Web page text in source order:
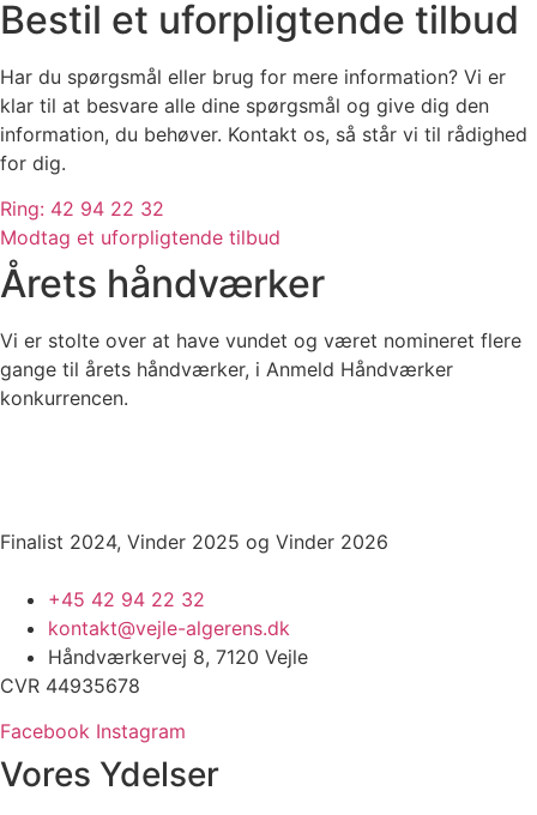
Bestil et uforpligtende tilbud
Har du spørgsmål eller brug for mere information? Vi er
klar til at besvare alle dine spørgsmål og give dig den
information, du behøver. Kontakt os, så står vi til rådighed
for dig.
Ring: 42 94 22 32
Modtag et uforpligtende tilbud
Årets håndværker
Vi er stolte over at have vundet og været nomineret flere
gange til årets håndværker, i Anmeld Håndværker
konkurrencen.
Finalist 2024, Vinder 2025 og Vinder 2026
+45 42 94 22 32
kontakt@vejle-algerens.dk
Håndværkervej 8, 7120 Vejle
CVR 44935678
Facebook Instagram
Vores Ydelser